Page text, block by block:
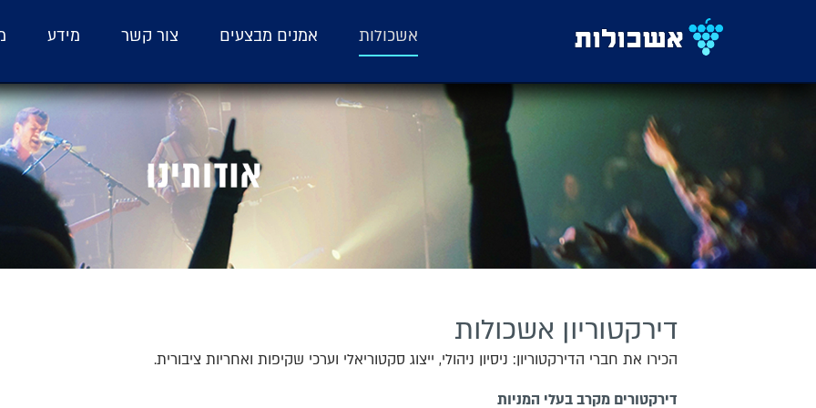
אשכולות אמנים מבצעים צור קשר מידע
דירקטוריון אשכולות
הכירו את חברי הדירקטוריון: ניסיון ניהולי, ייצוג סקטוריאלי וערכי שקיפות ואחריות ציבורית.
דירקטורים מקרב בעלי המניות